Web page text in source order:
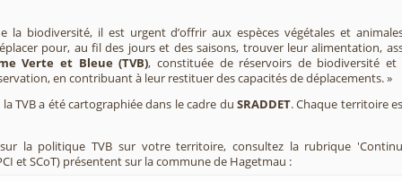
la biodiversité, il est urgent d’offrir aux espèces végétales et
pour, au fil des jours et des saisons, trouver leur alimentation,
Verte et Bleue (TVB), constituée de réservoirs de biodiversité
en contribuant à leur restituer des capacités de déplacements. »
TVB a été cartographiée dans le cadre du SRADDET. Chaque territoire
la politique TVB sur votre territoire, consultez la rubrique
et SCoT) présentent sur la commune de Hagetmau :